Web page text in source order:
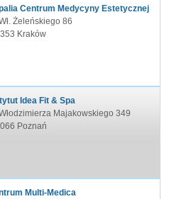
Centrum Medycyny Estetycznej
Żeleńskiego 86
Kraków
Idea Fit & Spa
Majakowskiego 349
Poznań
Multi-Medica